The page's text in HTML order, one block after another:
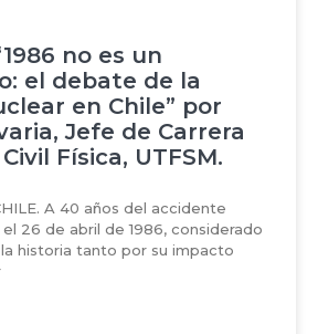
no es un
el debate de la
en Chile” por
Jefe de Carrera
Física, UTFSM.
A 40 años del accidente
26 de abril de 1986, considerado
historia tanto por su impacto